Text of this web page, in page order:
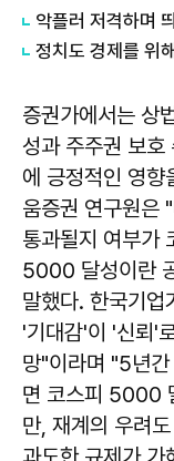
정치도 경제를 위
증권가에서는 상
성과 주주권 보호
에 긍정적인 영향
움증권 연구원은
통과될지 여부가
5000 달성이란
말했다. 한국기업
'기대감'이 '신뢰'
망"이라며 "5년
면 코스피 5000
만, 재계의 우려